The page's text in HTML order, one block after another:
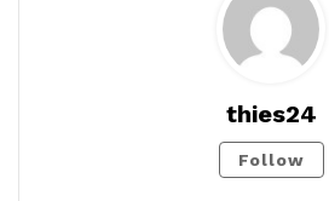
thies24
Follow